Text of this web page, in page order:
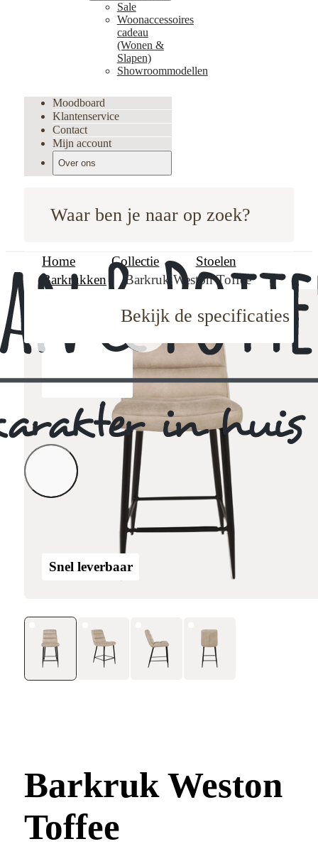
Waar ben je naar op zoek?
Sale
Woonaccessoires
cadeau
(Wonen &
Slapen)
Showroommodellen
Moodboard
Klantenservice
Contact
Mijn account
Over ons
Home Collectie
Stoelen
Barkrukken
Barkruk Weston Toffee
Snel leverbaar
Bekijk de specificaties
Barkruk Weston
Toffee